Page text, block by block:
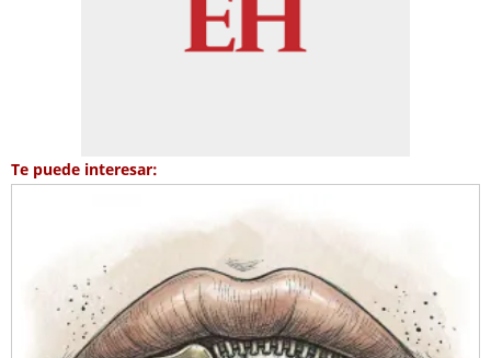
Te puede interesar: